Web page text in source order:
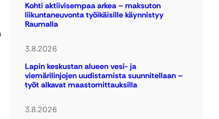
Kohti aktiivisempaa arkea – maksuton
liikuntaneuvonta työikäisille käynnistyy
Raumalla
3.8.2026
Lapin keskustan alueen vesi- ja
viemärilinjojen uudistamista suunnitellaan –
työt alkavat maastomittauksilla
3.8.2026